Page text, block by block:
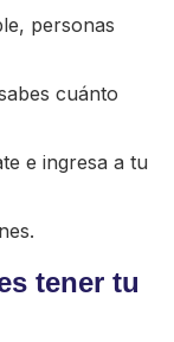
personas
cuánto
e ingresa a tu
tener tu